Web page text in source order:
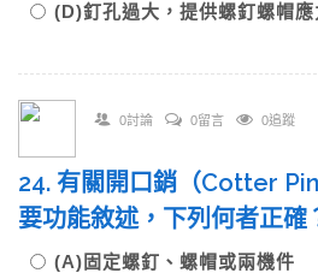
(D)釘孔過大，提供螺釘螺帽應
0討論 0留言 0追蹤
24. 有關開口銷（Cotter
要功能敘述，下列何者正
(A)固定螺釘、螺帽或兩機件